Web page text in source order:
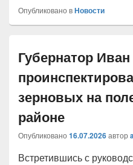
Опубликовано вНовости
Губернатор
зерновых на
районе
Опубликовано 16.07.2026автор
Встретившись с